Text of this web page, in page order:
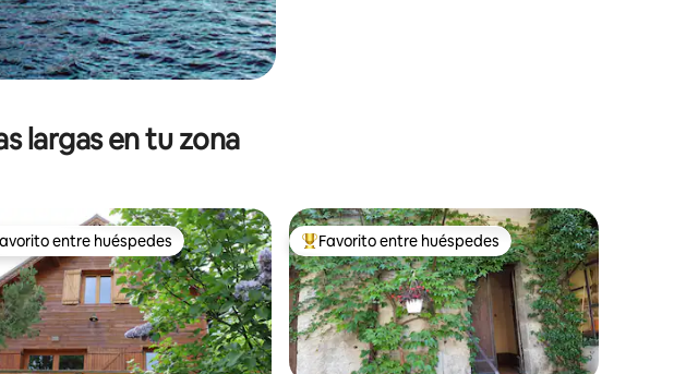
largas en tu zona
mejores en Favorito entre huéspedes
entre huéspedes De los mejores en Favorito entre huéspedes
Favorito entre huéspedes